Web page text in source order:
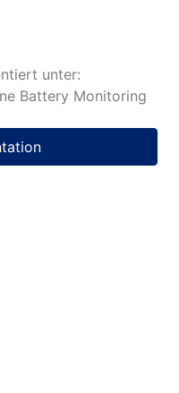
unter:
Battery Monitoring